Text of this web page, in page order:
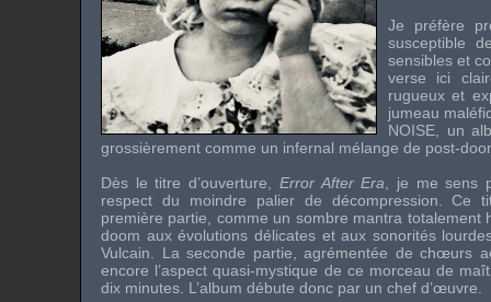
Je préfère
susceptible
sensibles et
verse ici
rugueux et
jumeau
NOISE , un
grossièrement comme un infernal mélange de post-
Dès le titre d’ouverture, Error After Era , je me sens
respect du moindre palier de décompression. Ce
première partie, comme un sombre mantra totalement
doom aux évolutions délicates et aux sonorités
Vulcain. La seconde partie, agrémentée de chœurs
encore l’aspect quasi-mystique de ce morceau de
dix minutes. L’album débute donc par un chef d’œuvre.